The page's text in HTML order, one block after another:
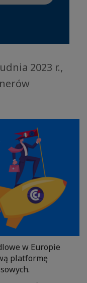
2023 r.,
w Europie
platformę